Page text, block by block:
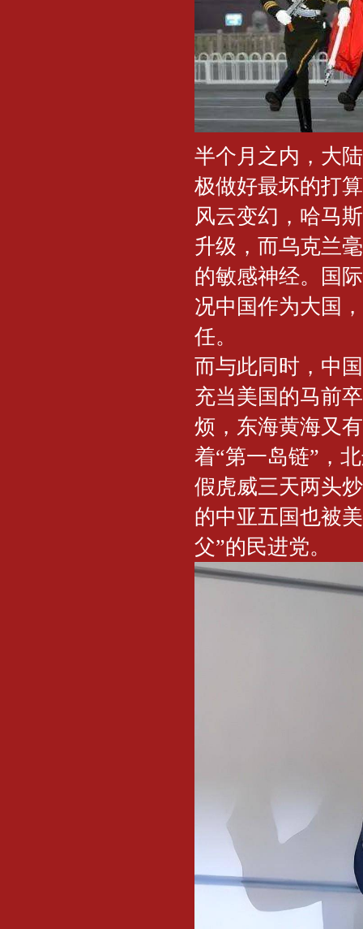
半个月之内，大
极做好最坏的打
风云变幻，哈马
升级，而乌克兰
的敏感神经。国
况中国作为大国
任。
而与此同时，中
充当美国的马前
烦，东海黄海又
着“第一岛链”，
假虎威三天两头
的中亚五国也被
父”的民进党。